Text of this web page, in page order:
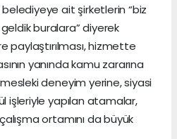
ait şirketlerin “biz
buralara” diyerek
paylaştırılması, hizmette
yanında kamu zararına
deneyim yerine, siyasi
işleriyle yapılan atamalar,
ortamını da büyük